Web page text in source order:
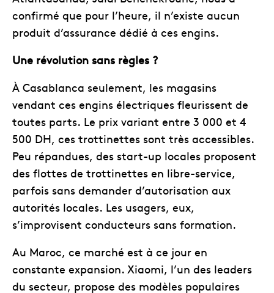
confirmé que pour l’heure, il n’existe aucun
produit d’assurance dédié à ces engins.
Une révolution sans règles ?
À Casablanca seulement, les magasins
vendant ces engins électriques fleurissent de
toutes parts. Le prix variant entre 3 000 et 4
500 DH, ces trottinettes sont très accessibles.
Peu répandues, des start-up locales proposent
des flottes de trottinettes en libre-service,
parfois sans demander d’autorisation aux
autorités locales. Les usagers, eux,
s’improvisent conducteurs sans formation.
Au Maroc, ce marché est à ce jour en
constante expansion. Xiaomi, l’un des leaders
du secteur, propose des modèles populaires